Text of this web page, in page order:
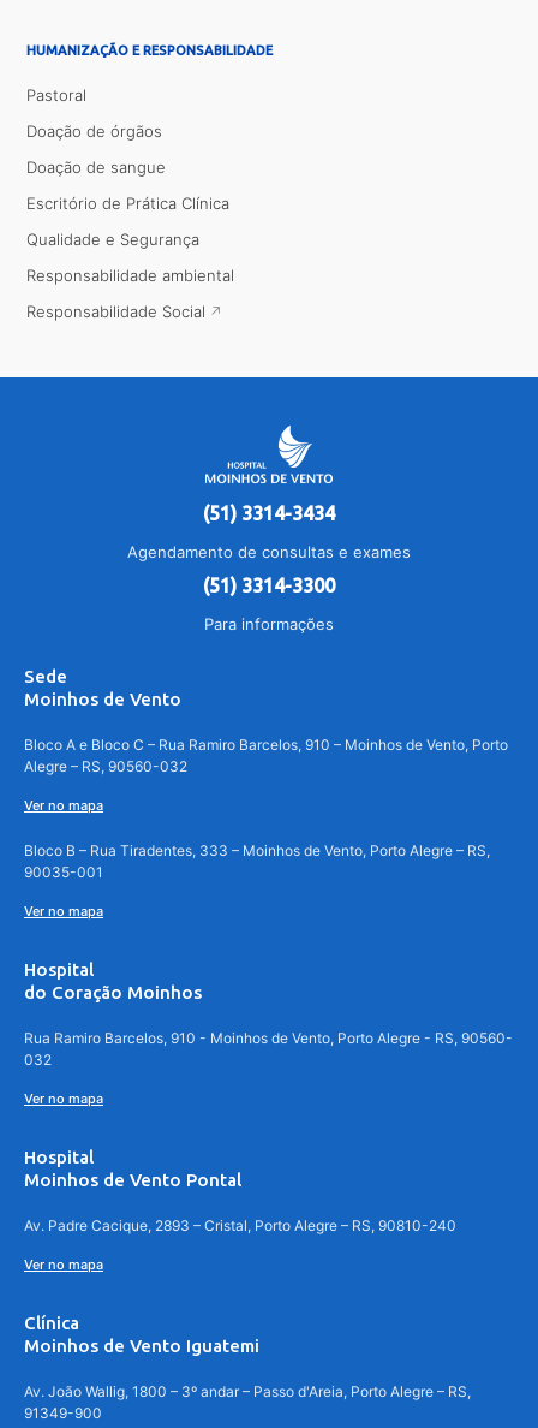
HUMANIZAÇÃO E RESPONSABILIDADE
Pastoral
Doação de órgãos
Doação de sangue
Escritório de Prática Clínica
Qualidade e Segurança
Responsabilidade ambiental
Responsabilidade Social
(51) 3314-3434
Agendamento de consultas e exames
(51) 3314-3300
Para informações
Sede
Moinhos de Vento
Bloco A e Bloco C – Rua Ramiro Barcelos, 910 – Moinhos de Vento, Porto
Alegre – RS, 90560-032
Ver no mapa
Bloco B – Rua Tiradentes, 333 – Moinhos de Vento, Porto Alegre – RS,
90035-001
Ver no mapa
Hospital
do Coração Moinhos
Rua Ramiro Barcelos, 910 - Moinhos de Vento, Porto Alegre - RS, 90560-
032
Ver no mapa
Hospital
Moinhos de Vento Pontal
Av. Padre Cacique, 2893 – Cristal, Porto Alegre – RS, 90810-240
Ver no mapa
Clínica
Moinhos de Vento Iguatemi
Av. João Wallig, 1800 – 3º andar – Passo d'Areia, Porto Alegre – RS,
91349-900